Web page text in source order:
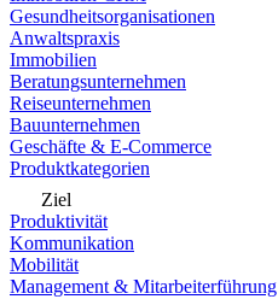
Gesundheitsorganisationen
Anwaltspraxis
Immobilien
Beratungsunternehmen
Reiseunternehmen
Bauunternehmen
Geschäfte & E-Commerce
Produktkategorien
Ziel
Produktivität
Kommunikation
Mobilität
Management & Mitarbeiterführung